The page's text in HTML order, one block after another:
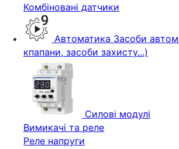
Комбіновані датчики
Автоматика Засоби
кпапани, засоби захисту...)
Силові модулі
Вимикачі та реле
Реле напруги